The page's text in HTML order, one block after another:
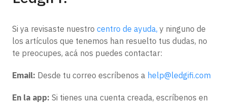
Si ya revisaste nuestro centro de ayuda, y ninguno de
los artículos que tenemos han resuelto tus dudas, no
te preocupes, acá nos puedes contactar:
Email: Desde tu correo escríbenos a help@ledgifi.com
En la app: Si tienes una cuenta creada, escríbenos en